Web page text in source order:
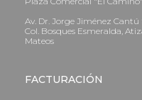
Av. Dr. Jorge Jiménez Cantú
Col. Bosques Esmeralda,
Mateos
FACTURACIÓN